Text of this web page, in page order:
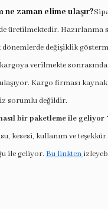
ne zaman elime ulaşır?
üretilmektedir. Hazırlanma
değişiklik
verilmekte sonrasında
Kargo firması
sorumlu değildir.
bir paketleme ile geliyor
kesesi, kullanım ve
ile geliyor. Bu linkten